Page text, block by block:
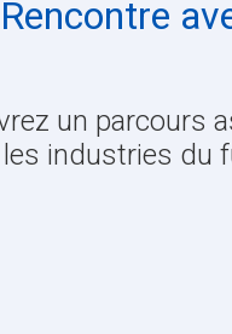
un
industries du